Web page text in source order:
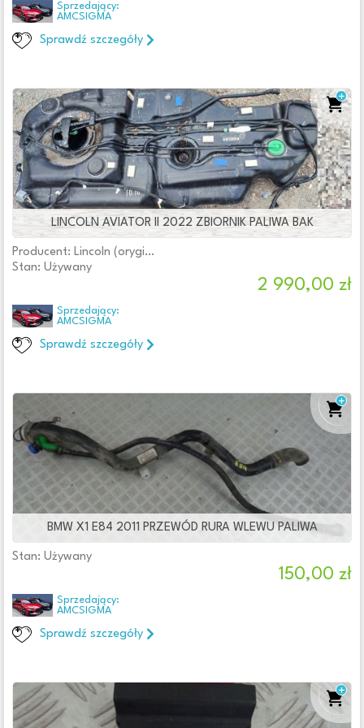
Audi (oryginalne OE)
Chrysler (oryginalne OE)
Citroen (oryginalne OE)
Lincoln (oryginalne OE)
Opel (oryginalne OE)
Peugeot (oryginalne OE)
Volkswagen (oryginalne OE)
Numer katalogowy części
Numer katalogowy części
Numer katalogowy oryginału
Numer katalogowy oryginału
Benzyna
Sprzedający:
AMCSIGMA
Sprawdź szczegóły
LINCOLN AVIATOR II 2022 ZBIORNIK PALIWA BAK
Producent: Lincoln (oryginalne OE)
Stan: Używany
2 990,00 zł
Sprzedający:
AMCSIGMA
Sprawdź szczegóły
BMW X1 E84 2011 PRZEWÓD RURA WLEWU PALIWA
Stan: Używany
150,00 zł
Sprzedający:
AMCSIGMA
Sprawdź szczegóły